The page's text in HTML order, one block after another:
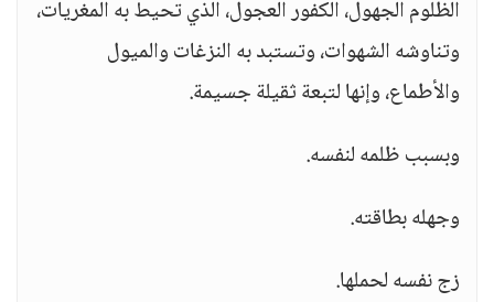
الظلوم الجهول، الكفور العجول، الذي تحيط به المغريات،
وتناوشه الشهوات، وتستبد به النزغات والميول
والأطماع، وإنها لتبعة ثقيلة جسيمة.
وبسبب ظلمه لنفسه.
وجهله بطاقته.
زج نفسه لحملها.